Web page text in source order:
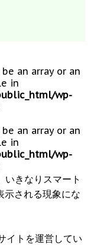
an array or an
in
wp-
an array or an
in
wp-
きなりスマート
示される現象にな
イトを運営してい